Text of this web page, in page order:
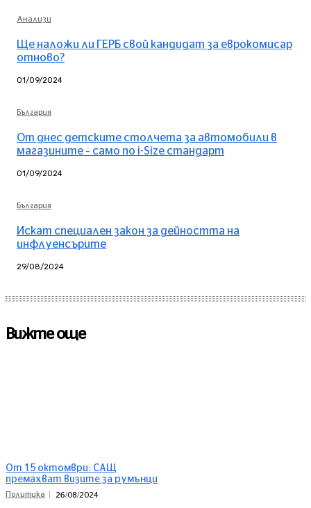
Анализи
Ще наложи ли ГЕРБ свой кандидат за еврокомисар
отново?
01/09/2024
България
От днес детските столчета за автомобили в
магазините – само по i-Size стандарт
01/09/2024
България
Искат специален закон за дейността на
инфлуенсърите
29/08/2024
Вижте още
От 15 октомври: САЩ
премахват визите за румънци
Политика 26/08/2024